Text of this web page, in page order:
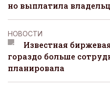
но выплатила
НОВОСТИ
Известная
гораздо больше
планировала